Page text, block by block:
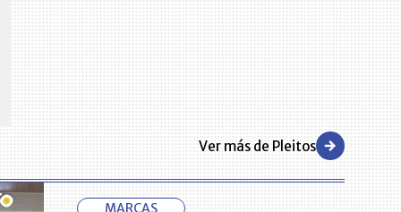
primeras empresas
Ver más de Pleitos
MARCAS